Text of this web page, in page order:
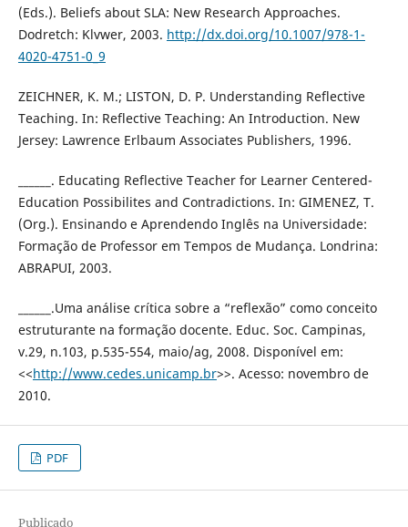
(Eds.). Beliefs about SLA: New Research Approaches.
Dodretch: Klvwer, 2003. http://dx.doi.org/10.1007/978-1-
4020-4751-0_9
ZEICHNER, K. M.; LISTON, D. P. Understanding Reflective
Teaching. In: Reflective Teaching: An Introduction. New
Jersey: Lawrence Erlbaum Associates Publishers, 1996.
______. Educating Reflective Teacher for Learner Centered-
Education Possibilites and Contradictions. In: GIMENEZ, T.
(Org.). Ensinando e Aprendendo Inglês na Universidade:
Formação de Professor em Tempos de Mudança. Londrina:
ABRAPUI, 2003.
______.Uma análise crítica sobre a “reflexão” como conceito
estruturante na formação docente. Educ. Soc. Campinas,
v.29, n.103, p.535-554, maio/ag, 2008. Disponível em:
<<http://www.cedes.unicamp.br>>. Acesso: novembro de
2010.
PDF
Publicado